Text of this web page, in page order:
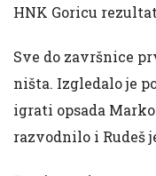
HNK Goricu
Sve do završnice
ništa. Izgledalo je
igrati opsada
razvodnilo i Rudeš